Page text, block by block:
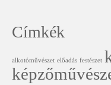
Címkék
alkotóművészet előadás festészet